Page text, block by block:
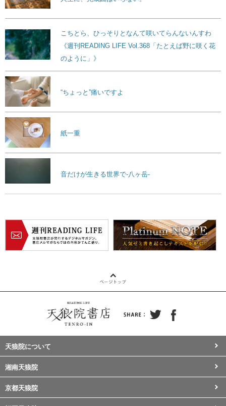
こちとら、ひっそりとなんて咲いてらんないんすわ
《週刊READING LIFE Vol.368「たとえば野に咲く花
のように」》
“ちょっと”痛いですよ
紙一重
音だけが生きる世界で-八ヶ岳-
天狼院について
湘南天狼院
京都天狼院